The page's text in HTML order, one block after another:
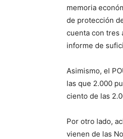
memoria
de protección
cuenta con tres
informe de
Asimismo, el
las que 2.000
ciento de las
Por otro lado,
vienen de las